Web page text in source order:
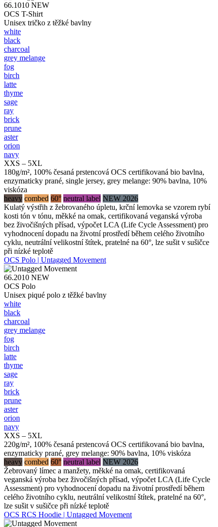
66.1010 NEW
OCS T-Shirt
Unisex tričko z těžké bavlny
white
black
charcoal
grey melange
fog
birch
latte
thyme
sage
ray
brick
prune
aster
orion
navy
XXS – 5XL
180g/m², 100% česaná prstencová OCS certifikovaná bio bavlna,
enzymaticky prané, single jersey, grey melange: 90% bavlna, 10%
viskóza
heavy combed 60° neutral label NEW 2026
Kulatý výstřih z žebrovaného úpletu, krční lemovka se vzorem rybí
kosti tón v tónu, měkké na omak, certifikovaná veganská výroba
bez živočišných přísad, výpočet LCA (Life Cycle Assessment) pro
vyhodnocení dopadu na životní prostředí během celého životního
cyklu, neutrální velikostní štítek, pratelné na 60°, lze sušit v sušičce
při nízké teplotě
OCS Polo | Untagged Movement
66.2010 NEW
OCS Polo
Unisex piqué polo z těžké bavlny
white
black
charcoal
grey melange
fog
birch
latte
thyme
sage
ray
brick
prune
aster
orion
navy
XXS – 5XL
220g/m², 100% česaná prstencová OCS certifikovaná bio bavlna,
enzymaticky prané, grey melange: 90% bavlna, 10% viskóza
heavy combed 60° neutral label NEW 2026
Žebrovaný límec a manžety, měkké na omak, certifikovaná
veganská výroba bez živočišných přísad, výpočet LCA (Life Cycle
Assessment) pro vyhodnocení dopadu na životní prostředí během
celého životního cyklu, neutrální velikostní štítek, pratelné na 60°,
lze sušit v sušičce při nízké teplotě
OCS RCS Hoodie | Untagged Movement